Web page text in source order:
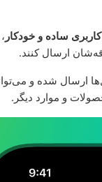
ساده و خودکار ،
ارسال کنند.
ارسال شده و
و موارد دیگر.